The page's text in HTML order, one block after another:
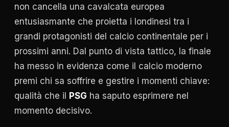
non cancella una cavalcata europea
entusiasmante che proietta i londinesi tra i
grandi protagonisti del calcio continentale per i
prossimi anni. Dal punto di vista tattico, la finale
ha messo in evidenza come il calcio moderno
premi chi sa soffrire e gestire i momenti chiave:
qualità che il
PSG ha saputo esprimere nel
momento decisivo.